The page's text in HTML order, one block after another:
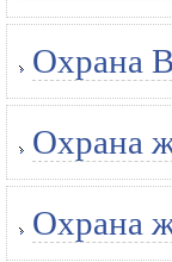
Охрана
Охрана
Охрана